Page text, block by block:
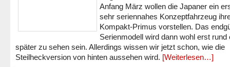
Anfang März wollen die Japaner ein
sehr seriennahes Konzeptfahrzeug
Kompakt-Primus vorstellen. Das
Serienmodell wird dann wohl erst rund
später zu sehen sein. Allerdings wissen wir jetzt schon, wie die
Steilheckversion von hinten aussehen wird. [Weiterlesen…]